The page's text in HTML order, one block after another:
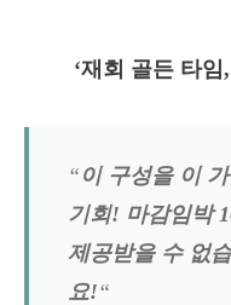
‘재회 골든 타
“ 이 구성을 이
기회! 마감임박
제공받을 수 없
요!“